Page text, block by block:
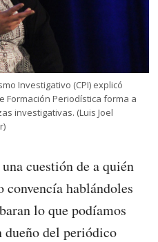
Investigativo (CPI) explicó
Formación Periodística forma a
investigativas. (Luis Joel
cuestión de a quién
convencía hablándoles
lo que podíamos
dueño del periódico